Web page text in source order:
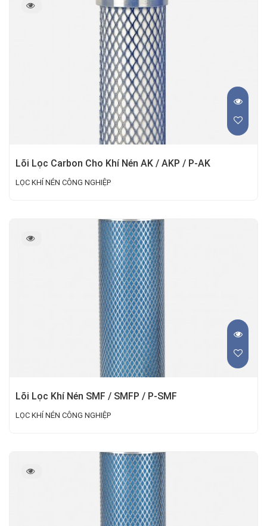
Lõi Lọc Carbon Cho Khí Nén AK / AKP / P-AK
LỌC KHÍ NÉN CÔNG NGHIỆP
Lõi Lọc Khí Nén SMF / SMFP / P-SMF
LỌC KHÍ NÉN CÔNG NGHIỆP